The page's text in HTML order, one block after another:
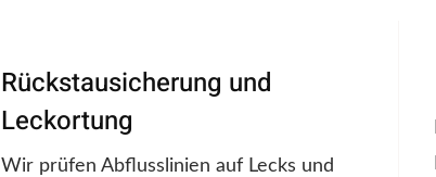
Rückstausicherung und
Leckortung
Wir prüfen Abflusslinien auf Lecks und